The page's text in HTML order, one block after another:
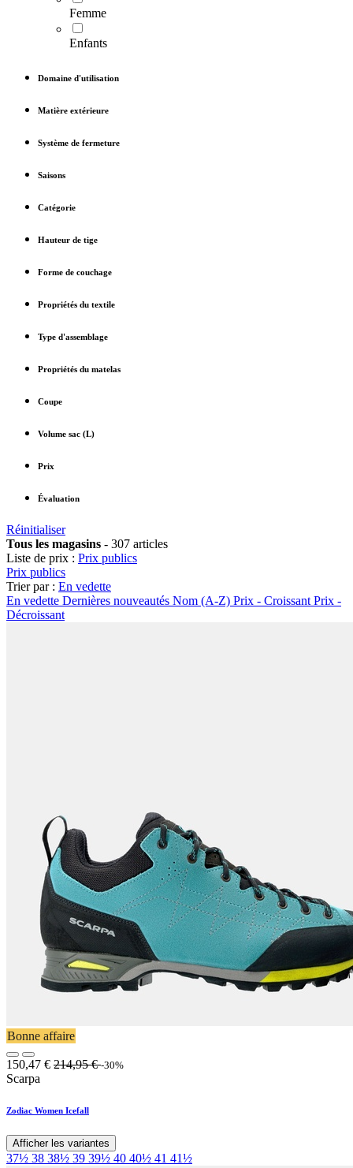
Femme
Enfants
Domaine d'utilisation
Matière extérieure
Système de fermeture
Saisons
Catégorie
Hauteur de tige
Forme de couchage
Propriétés du textile
Type d'assemblage
Propriétés du matelas
Coupe
Volume sac (L)
Prix
Évaluation
Réinitialiser
Tous les magasins - 307 articles
Liste de prix : Prix publics
Prix publics
Trier par : En vedette
En vedette Dernières nouveautés Nom (A-Z) Prix - Croissant Prix -
Décroissant
Bonne affaire
150,47 € 214,95€ -30%
Scarpa
Zodiac Women Icefall
Afficher les variantes
37½ 38 38½ 39 39½ 40 40½ 41 41½